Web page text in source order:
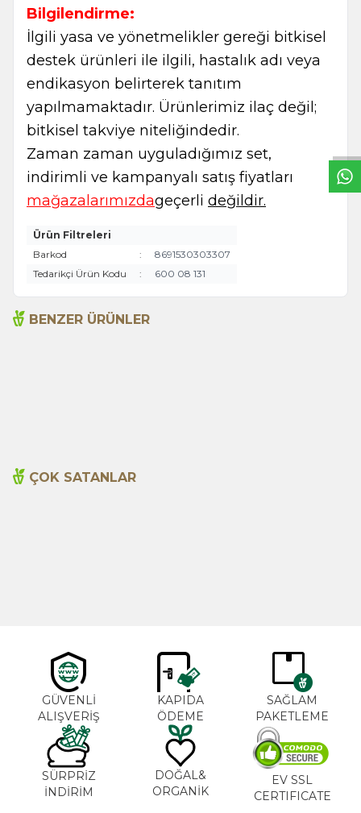
Bilgilendirme:
İlgili yasa ve yönetmelikler gereği bitkisel
destek ürünleri ile ilgili, hastalık adı veya
endikasyon belirterek tanıtım
yapılmamaktadır. Ürünlerimiz ilaç değil;
bitkisel takviye niteliğindedir.
Zaman zaman uyguladığımız set,
indirimli ve kampanyalı satış fiyatları
mağazalarımızdageçerli değildir.
Ürün Filtreleri
Barkod
:
8691530303307
Tedarikçi Ürün Kodu
: 600 08 131
BENZER ÜRÜNLER
ÇOK SATANLAR
GÜVENLİ
ALIŞVERİŞ
KAPIDA
ÖDEME
SAĞLAM
PAKETLEME
SÜRPRİZ
İNDİRİM
DOĞAL&
ORGANİK
EV SSL
CERTIFICATE